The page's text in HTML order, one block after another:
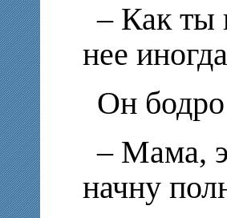
– Как ты
нее
Он бодро
– Мама,
начну